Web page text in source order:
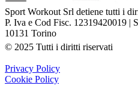
Sport Workout Srl detiene tutti i
P. Iva e Cod Fisc. 12319420019 |
10131 Torino
© 2025 Tutti i diritti riservati
Privacy Policy
Cookie Policy